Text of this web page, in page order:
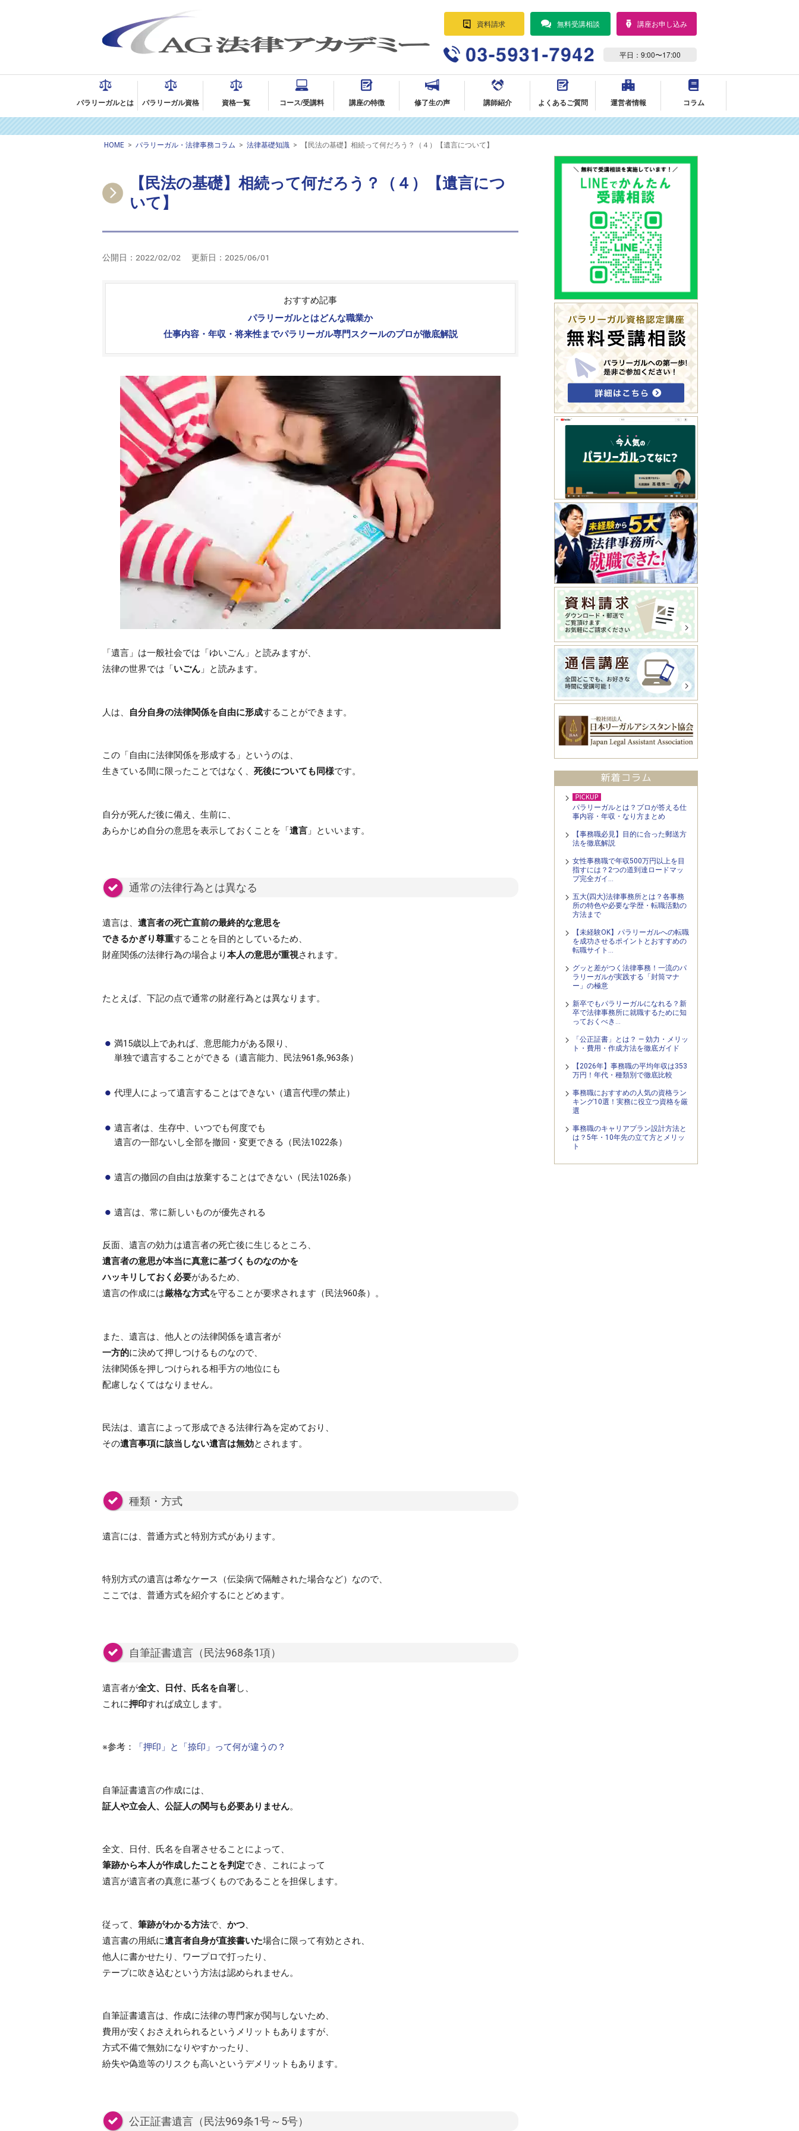
就職・転職｜AG法律アカデミー
資料請求 無料受講相談 講座お申し込み
平日：9:00〜17:00
パラリーガルとは パラリーガル資格 資格一覧 コース/受講料 講座の特徴 修了生の声 講師紹介 よくあるご質問 運営者情報 コラム
HOME > パラリーガル・法律事務コラム > 法律基礎知識 > 【民法の基礎】相続って何だろう？（４）【遺言について】
【民法の基礎】相続って何だろう？（４）【遺言につ
いて】
公開日： 2022/02/02 更新日： 2025/06/01
おすすめ記事
パラリーガルとはどんな職業か
仕事内容・年収・将来性までパラリーガル専門スクールのプロが徹底解説
「遺言」は一般社会では「ゆいごん」と読みますが、
法律の世界では「いごん 」と読みます。
人は、 自分自身の法律関係を自由に形成することができます。
この「自由に法律関係を形成する」というのは、
生きている間に限ったことではなく、 死後についても同様です。
自分が死んだ後に備え、生前に、
あらかじめ自分の意思を表示しておくことを「遺言 」といいます。
通常の法律行為とは異なる
遺言は、 遺言者の死亡直前の最終的な意思を
できるかぎり尊重することを目的としているため、
財産関係の法律行為の場合より本人の意思が重視されます。
たとえば、下記の点で通常の財産行為とは異なります。
満15歳以上であれば、意思能力がある限り、
単独で遺言することができる（遺言能力、民法961条,963条）
代理人によって遺言することはできない（遺言代理の禁止）
遺言者は、生存中、いつでも何度でも
遺言の一部ないし全部を撤回・変更できる（民法1022条）
遺言の撤回の自由は放棄することはできない（民法1026条）
遺言は、常に新しいものが優先される
反面、遺言の効力は遺言者の死亡後に生じるところ、
遺言者の意思が本当に真意に基づくものなのかを
ハッキリしておく必要があるため、
遺言の作成には厳格な方式を守ることが要求されます（民法960条）。
また、遺言は、他人との法律関係を遺言者が
一方的に決めて押しつけるものなので、
法律関係を押しつけられる相手方の地位にも
配慮しなくてはなりません。
民法は、遺言によって形成できる法律行為を定めており、
その遺言事項に該当しない遺言は無効とされます。
種類・方式
遺言には、普通方式と特別方式があります。
特別方式の遺言は希なケース（伝染病で隔離された場合など）なので、
ここでは、普通方式を紹介するにとどめます。
自筆証書遺言（民法968条1項）
遺言者が全文、日付、氏名を自署し、
これに押印すれば成立します。
※参考： 「押印」と「捺印」って何が違うの？
自筆証書遺言の作成には、
証人や立会人、公証人の関与も必要ありません。
全文、日付、氏名を自署させることによって、
筆跡から本人が作成したことを判定でき、これによって
遺言が遺言者の真意に基づくものであることを担保します。
従って、 筆跡がわかる方法で、 かつ
遺言書の用紙に遺言者自身が直接書いた場合に限って有効とされ、
他人に書かせたり、ワープロで打ったり、
テープに吹き込むという方法は認められません。
自筆証書遺言は、作成に法律の専門家が関与しないため、
費用が安くおさえれられるというメリットもありますが、
方式不備で無効になりやすかったり、
紛失や偽造等のリスクも高いというデメリットもあります。
公正証書遺言（民法969条1号～5号）
パラリーガルとは？プロが答える仕
事内容・年収・なり方まとめ
【事務職必見】目的に合った郵送方
法を徹底解説
女性事務職で年収500万円以上を目
指すには？2つの道到達ロードマッ
プ完全ガイ…
五大(四大)法律事務所とは？各事務
所の特色や必要な学歴・転職活動の
方法まで
【未経験OK】パラリーガルへの転職
を成功させるポイントとおすすめの
転職サイト…
グッと差がつく法律事務！一流のパ
ラリーガルが実践する「封筒マナ
ー」の極意
新卒でもパラリーガルになれる？新
卒で法律事務所に就職するために知
っておくべき…
「公正証書」とは？ — 効力・メリッ
ト・費用・作成方法を徹底ガイド
【2026年】事務職の平均年収は353
万円！年代・種類別で徹底比較
事務職におすすめの人気の資格ラン
キング10選！実務に役立つ資格を厳
選
事務職のキャリアプラン設計方法と
は？5年・10年先の立て方とメリッ
ト